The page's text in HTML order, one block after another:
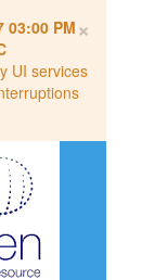
×
03:00 PM
UI services